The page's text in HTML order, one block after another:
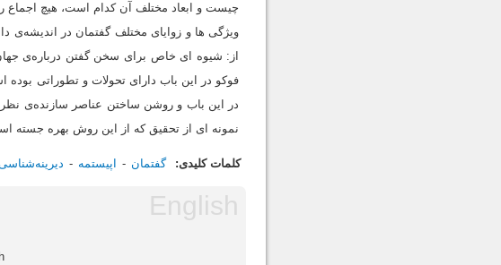
چیست و ابعاد مختلف آن کدام است، هیچ اجماع
ویژگی ها و زوایای مختلف گفتمان در
از: شیوه ای خاص برای سخن گفتن درباره‌ی
فوکو در این باب دارای تحولات و تطوراتی
در این باب و روشن ساختن عناصر سازنده‌ی
نمونه ای از تحقیق که از این روش بهره جسته
کلمات کلیدی: گفتمان اپیستمه